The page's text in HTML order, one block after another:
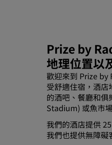
Prize by
地理位置以
歡迎來到 Prize by
受舒適住宿，酒
的酒吧、餐廳和
Stadium) 或魚市
我們的酒店提供
我們也提供無障礙